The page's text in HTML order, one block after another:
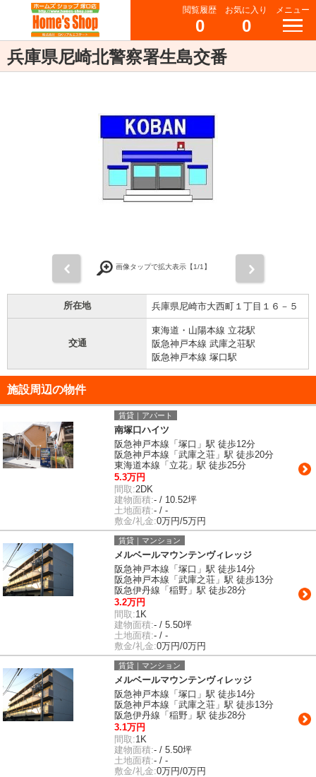
閲覧履歴
0
お気に入り
0
メニュー
兵庫県尼崎北警察署生島交番
画像タップで拡大表示【1/1】
所在地 兵庫県尼崎市大西町１丁目１６－５
交通
東海道・山陽本線 立花駅
阪急神戸本線 武庫之荘駅
阪急神戸本線 塚口駅
施設周辺の物件
賃貸｜アパート
南塚口ハイツ
阪急神戸本線「塚口」駅 徒歩12分
阪急神戸本線「武庫之荘」駅 徒歩20分
東海道本線「立花」駅 徒歩25分
5.3万円
間取:2DK
建物面積:- / 10.52坪
土地面積:- / -
敷金/礼金:0万円/5万円
賃貸｜マンション
メルベールマウンテンヴィレッジ
阪急神戸本線「塚口」駅 徒歩14分
阪急神戸本線「武庫之荘」駅 徒歩13分
阪急伊丹線「稲野」駅 徒歩28分
3.2万円
間取:1K
建物面積:- / 5.50坪
土地面積:- / -
敷金/礼金:0万円/0万円
賃貸｜マンション
メルベールマウンテンヴィレッジ
阪急神戸本線「塚口」駅 徒歩14分
阪急神戸本線「武庫之荘」駅 徒歩13分
阪急伊丹線「稲野」駅 徒歩28分
3.1万円
間取:1K
建物面積:- / 5.50坪
土地面積:- / -
敷金/礼金:0万円/0万円